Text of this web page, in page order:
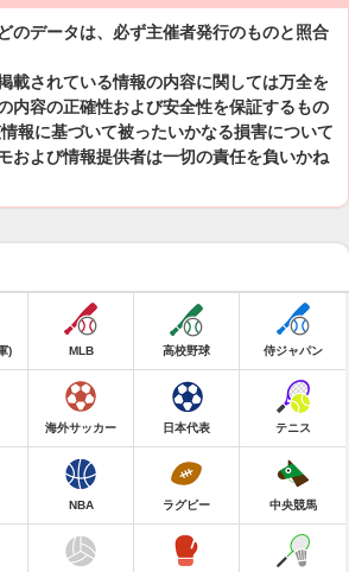
のデータは、必ず主催者発行のものと照合
載されている情報の内容に関しては万全を
内容の正確性および安全性を保証するもの
報に基づいて被ったいかなる損害について
および情報提供者は一切の責任を負いかね
) MLB 高校野球 侍ジャパン
海外サッカー 日本代表 テニス
NBA ラグビー 中央競馬